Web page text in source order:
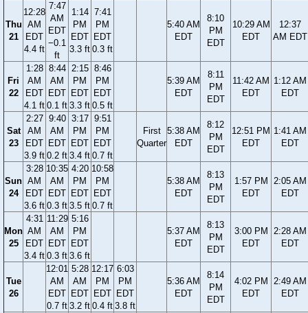
Thu
21
12:28
AM
EDT
4.4 ft
7:47
AM
EDT
−0.1
ft
1:14
PM
EDT
3.3 ft
7:41
PM
EDT
0.3 ft
5:40 AM
EDT
8:10
PM
EDT
10:29 AM
EDT
12:37
AM EDT
Fri
22
1:28
AM
EDT
4.1 ft
8:44
AM
EDT
0.1 ft
2:15
PM
EDT
3.3 ft
8:46
PM
EDT
0.5 ft
5:39 AM
EDT
8:11
PM
EDT
11:42 AM
EDT
1:12 AM
EDT
Sat
23
2:27
AM
EDT
3.9 ft
9:40
AM
EDT
0.2 ft
3:17
PM
EDT
3.4 ft
9:51
PM
EDT
0.7 ft
First
Quarter
5:38 AM
EDT
8:12
PM
EDT
12:51 PM
EDT
1:41 AM
EDT
Sun
24
3:28
AM
EDT
3.6 ft
10:35
AM
EDT
0.3 ft
4:20
PM
EDT
3.5 ft
10:58
PM
EDT
0.7 ft
5:38 AM
EDT
8:13
PM
EDT
1:57 PM
EDT
2:05 AM
EDT
Mon
25
4:31
AM
EDT
3.4 ft
11:29
AM
EDT
0.3 ft
5:16
PM
EDT
3.6 ft
5:37 AM
EDT
8:13
PM
EDT
3:00 PM
EDT
2:28 AM
EDT
Tue
26
12:01
AM
EDT
0.7 ft
5:28
AM
EDT
3.2 ft
12:17
PM
EDT
0.4 ft
6:03
PM
EDT
3.8 ft
5:36 AM
EDT
8:14
PM
EDT
4:02 PM
EDT
2:49 AM
EDT